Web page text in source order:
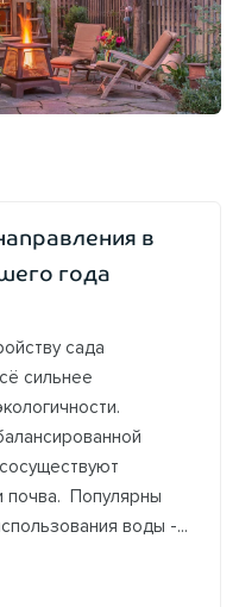
в
года
сада
сильнее
почва. Популярны
воды -...